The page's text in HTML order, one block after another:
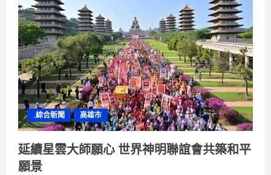
堂
參
與
世
界
神
明
聯
誼
會
在
地
行
善
感
動
人
心
.綜合新聞 高雄市
延續星雲大師願心 世界神明聯誼會共築和平
願景